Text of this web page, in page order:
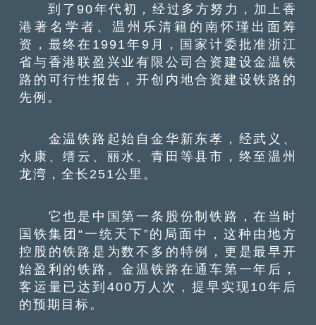
到了90年代初，经过多方努力，加上香
港著名学者、温州乐清籍的南怀瑾出面筹
资，最终在1991年9月，国家计委批准浙江
省与香港联盈兴业有限公司合资建设金温铁
路的可行性报告，开创内地合资建设铁路的
先例。
金温铁路起始自金华新东孝，经武义、
永康、缙云、丽水、青田等县市，终至温州
龙湾，全长251公里。
它也是中国第一条股份制铁路，在当时
国铁集团“一统天下”的局面中，这种由地方
控股的铁路是为数不多的特例，更是最早开
始盈利的铁路。金温铁路在通车第一年后，
客运量已达到400万人次，提早实现10年后
的预期目标。